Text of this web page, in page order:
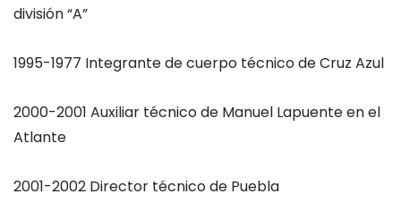
división “A”
1995-1977 Integrante de cuerpo técnico de Cruz Azul
2000-2001 Auxiliar técnico de Manuel Lapuente en el
Atlante
2001-2002 Director técnico de Puebla